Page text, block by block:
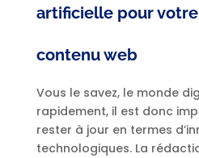
artificielle pour
contenu web
Vous le savez, le monde
rapidement, il est donc
rester à jour en termes
technologiques. La